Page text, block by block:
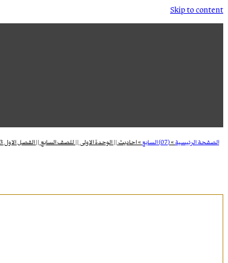
Skip to content
الصفحة الرئيسية»(07) السابع »احاديث || الوحدة الاولى || للصف السابع || الفصل الاول 2023